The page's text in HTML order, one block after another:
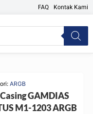
FAQ Kontak Kami
ARGB
GAMDIAS
M1-1203 ARGB